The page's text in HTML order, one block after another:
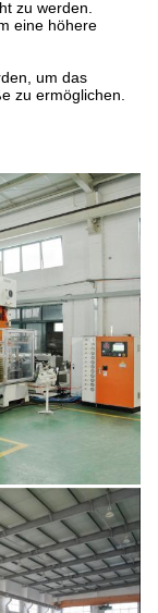
zu werden.
eine höhere
um das
zu ermöglichen.